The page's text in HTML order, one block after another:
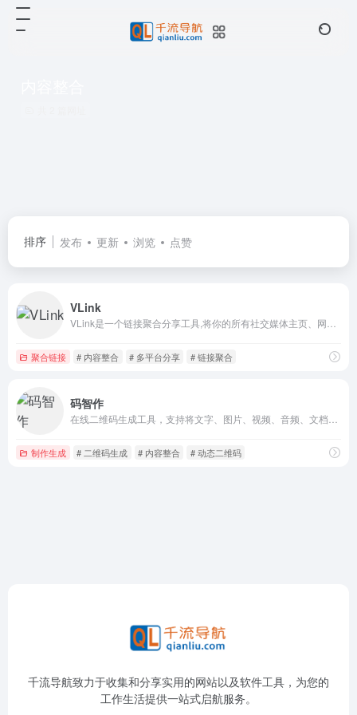
排序 发布 更新 浏览 点赞
VLink
聚合链接 # 内容整合 # 多平台分享 # 链接聚合
码智作
制作生成 # 二维码生成 # 内容整合 # 动态二维码
千流导航致力于收集和分享实用的网站以及软件工具，为您的
工作生活提供一站式启航服务。